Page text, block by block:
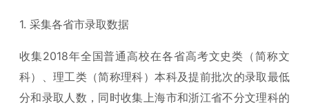
1. 采集各省市录取数据
收集2018年全国普通高校在各省高考文史类（简称文
科）、理工类（简称理科）本科及提前批次的录取最低
分和录取人数，同时收集上海市和浙江省不分文理科的